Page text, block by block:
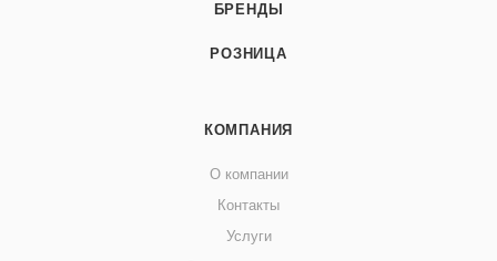
БРЕНДЫ
РОЗНИЦА
КОМПАНИЯ
О компании
Контакты
Услуги